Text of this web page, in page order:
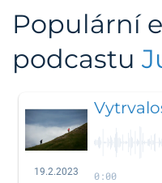
Populární
podcastu
19.2.2023 0:00